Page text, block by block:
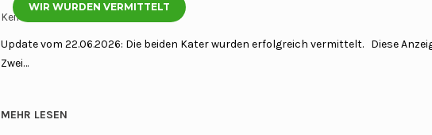
WIR WURDEN VERMITTELT
Keine Kommentare
Update vom 22.06.2026: Die beiden Kater wurden erfolgreich vermittelt. Diese
Zwei…
MEHR LESEN